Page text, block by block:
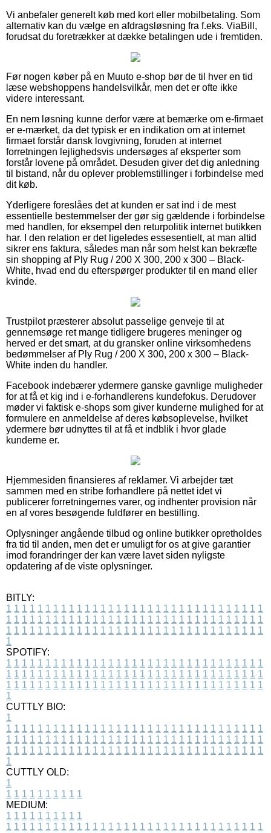
Vi anbefaler generelt køb med kort eller mobilbetaling. Som
alternativ kan du vælge en afdragsløsning fra f.eks. ViaBill,
forudsat du foretrækker at dække betalingen ude i fremtiden.
Før nogen køber på en Muuto e-shop bør de til hver en tid
læse webshoppens handelsvilkår, men det er ofte ikke
videre interessant.
En nem løsning kunne derfor være at bemærke om e-firmaet
er e-mærket, da det typisk er en indikation om at internet
firmaet forstår dansk lovgivning, foruden at internet
forretningen lejlighedsvis undersøges af eksperter som
forstår lovene på området. Desuden giver det dig anledning
til bistand, når du oplever problemstillinger i forbindelse med
dit køb.
Yderligere foreslåes det at kunden er sat ind i de mest
essentielle bestemmelser der gør sig gældende i forbindelse
med handlen, for eksempel den returpolitik internet butikken
har. I den relation er det ligeledes essesentielt, at man altid
sikrer ens faktura, således man når som helst kan bekræfte
sin shopping af Ply Rug / 200 X 300, 200 x 300 – Black-
White, hvad end du efterspørger produkter til en mand eller
kvinde.
Trustpilot præsterer absolut passelige genveje til at
gennemsøge ret mange tidligere brugeres meninger og
herved er det smart, at du gransker online virksomhedens
bedømmelser af Ply Rug / 200 X 300, 200 x 300 – Black-
White inden du handler.
Facebook indebærer ydermere ganske gavnlige muligheder
for at få et kig ind i e-forhandlerens kundefokus. Derudover
møder vi faktisk e-shops som giver kunderne mulighed for at
formulere en anmeldelse af deres købsoplevelse, hvilket
ydermere bør udnyttes til at få et indblik i hvor glade
kunderne er.
Hjemmesiden finansieres af reklamer. Vi arbejder tæt
sammen med en stribe forhandlere på nettet idet vi
publicerer forretningernes varer, og indhenter provision når
en af vores besøgende fuldfører en bestilling.
Oplysninger angående tilbud og online butikker opretholdes
fra tid til anden, men det er umuligt for os at give garantier
imod forandringer der kan være lavet siden nyligste
opdatering af de viste oplysninger.
BITLY:
1 1 1 1 1 1 1 1 1 1 1 1 1 1 1 1 1 1 1 1 1 1 1 1 1 1 1 1 1 1 1 1 1
1 1 1 1 1 1 1 1 1 1 1 1 1 1 1 1 1 1 1 1 1 1 1 1 1 1 1 1 1 1 1 1 1
1 1 1 1 1 1 1 1 1 1 1 1 1 1 1 1 1 1 1 1 1 1 1 1 1 1 1 1 1 1 1 1 1
1
SPOTIFY:
1 1 1 1 1 1 1 1 1 1 1 1 1 1 1 1 1 1 1 1 1 1 1 1 1 1 1 1 1 1 1 1 1
1 1 1 1 1 1 1 1 1 1 1 1 1 1 1 1 1 1 1 1 1 1 1 1 1 1 1 1 1 1 1 1 1
1 1 1 1 1 1 1 1 1 1 1 1 1 1 1 1 1 1 1 1 1 1 1 1 1 1 1 1 1 1 1 1 1
1
CUTTLY BIO:
1
1 1 1 1 1 1 1 1 1 1 1 1 1 1 1 1 1 1 1 1 1 1 1 1 1 1 1 1 1 1 1 1 1
1 1 1 1 1 1 1 1 1 1 1 1 1 1 1 1 1 1 1 1 1 1 1 1 1 1 1 1 1 1 1 1 1
1 1 1 1 1 1 1 1 1 1 1 1 1 1 1 1 1 1 1 1 1 1 1 1 1 1 1 1 1 1 1 1 1
1
CUTTLY OLD:
1
1 1 1 1 1 1 1 1 1 1
MEDIUM:
1 1 1 1 1 1 1 1 1 1
1 1 1 1 1 1 1 1 1 1 1 1 1 1 1 1 1 1 1 1 1 1 1 1 1 1 1 1 1 1 1 1 1